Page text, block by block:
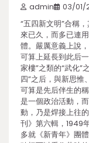
admin 03/01/
“五四新文明”合稱
來已久，而多已連
體。嚴厲意義上說
可算上延長到此后
家樓”之類的“武化”
四”之后，與新思惟
可算是先后伴生的
是一個政治活動，
動，乃是焊接上往
刊》第六輯，1949
多就《新青年》團